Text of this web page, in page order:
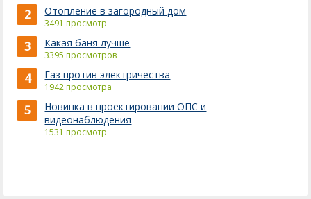
2 Отопление в загородный дом
3491 просмотр
3 Какая баня лучше
3395 просмотров
4 Газ против электричества
1942 просмотра
5
Новинка в проектировании ОПС и
видеонаблюдения
1531 просмотр